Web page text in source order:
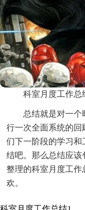
科室月度工作总
总结就是对一
行一次全面系统的
们下一阶段的学习
结吧。那么总结应
整理的科室月度工
欢。